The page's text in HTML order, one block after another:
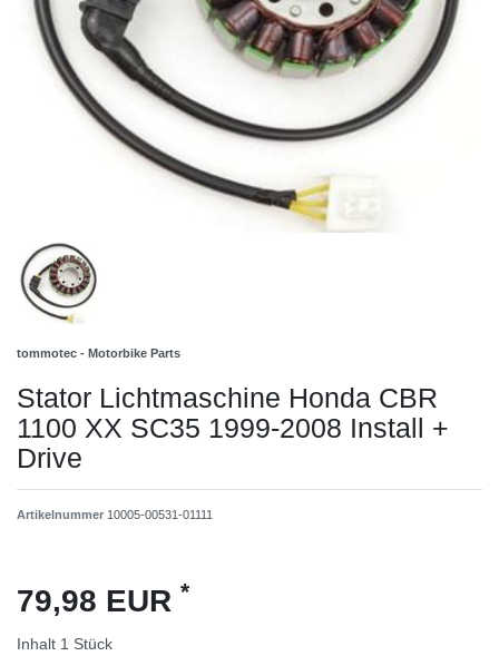
tommotec - Motorbike Parts
Stator Lichtmaschine Honda CBR
1100 XX SC35 1999-2008 Install +
Drive
Artikelnummer 10005-00531-01111
79,98 EUR *
Inhalt 1 Stück